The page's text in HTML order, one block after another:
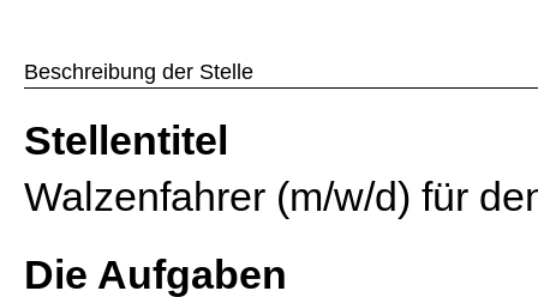
Beschreibung der Stelle
Stellentitel
Walzenfahrer (m/w/d) für
Die Aufgaben